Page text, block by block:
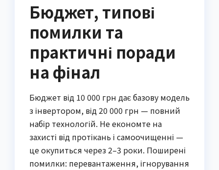
Бюджет, типові
помилки та
практичні поради
на фінал
Бюджет від 10 000 грн дає базову модель
з інвертором, від 20 000 грн — повний
набір технологій. Не економте на
захисті від протікань і самоочищенні —
це окупиться через 2–3 роки. Поширені
помилки: перевантаження, ігнорування